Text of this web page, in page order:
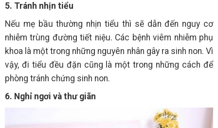
5. Tránh nhịn tiểu
Nếu mẹ bầu thường nhịn tiểu thì sẽ dẫn đến nguy cơ
nhiễm trùng đường tiết niệu. Các bệnh viêm nhiễm phụ
khoa là một trong những nguyên nhân gây ra sinh non. Vì
vậy, đi tiểu đều đặn cũng là một trong những cách để
phòng tránh chứng sinh non.
6. Nghỉ ngơi và thư giãn